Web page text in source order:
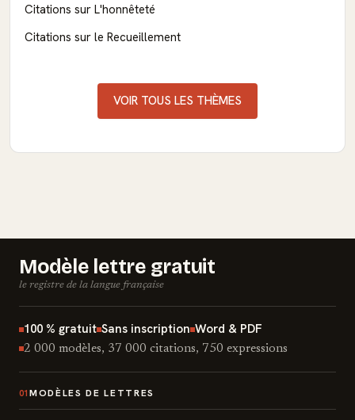
Citations sur L'honnêteté
Citations sur le Recueillement
VOIR TOUS LES THÈMES
Modèle lettre gratuit
le registre de la langue française
100 % gratuit Sans inscription Word & PDF
2 000 modèles, 37 000 citations, 750 expressions
01 MODÈLES DE LETTRES